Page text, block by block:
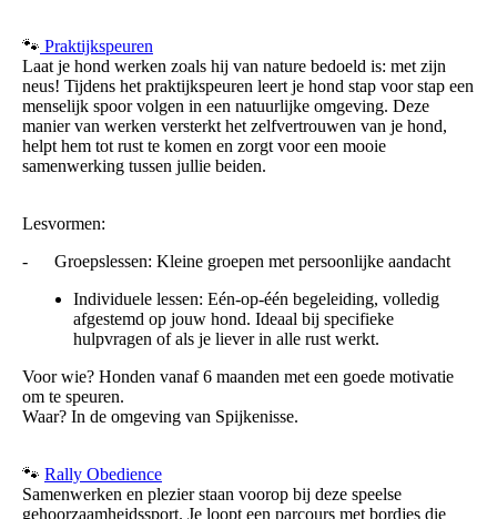
🐾 Praktijkspeuren
Laat je hond werken zoals hij van nature bedoeld is: met zijn
neus! Tijdens het praktijkspeuren leert je hond stap voor stap een
menselijk spoor volgen in een natuurlijke omgeving. Deze
manier van werken versterkt het zelfvertrouwen van je hond,
helpt hem tot rust te komen en zorgt voor een mooie
samenwerking tussen jullie beiden.
Lesvormen:
- Groepslessen: Kleine groepen met persoonlijke aandacht
Individuele lessen: Eén-op-één begeleiding, volledig
afgestemd op jouw hond. Ideaal bij specifieke
hulpvragen of als je liever in alle rust werkt.
Voor wie? Honden vanaf 6 maanden met een goede motivatie
om te speuren.
Waar? In de omgeving van Spijkenisse.
🐾 Rally Obedience
Samenwerken en plezier staan voorop bij deze speelse
gehoorzaamheidssport. Je loopt een parcours met bordjes die